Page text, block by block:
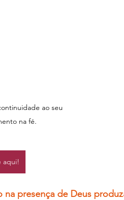
ao seu
na fé.
aqui!
na presença de Deus